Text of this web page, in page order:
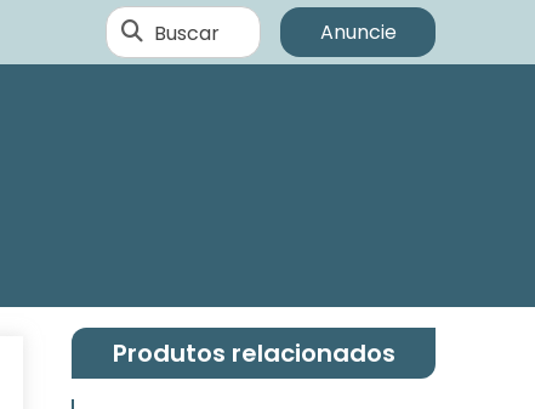
Buscar Anuncie
Produtos relacionados